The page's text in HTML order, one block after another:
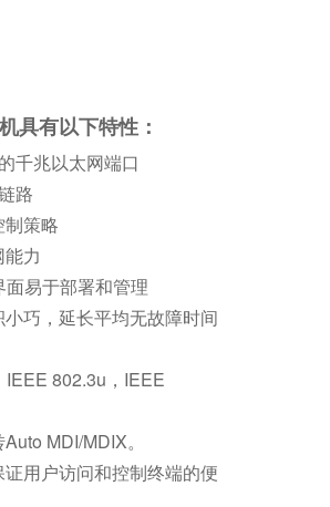
具有以下特性：
兆以太网端口
路
策略
力
易于部署和管理
巧，延长平均无故障时间
802.3u，IEEE
MDI/MDIX。
用户访问和控制终端的便